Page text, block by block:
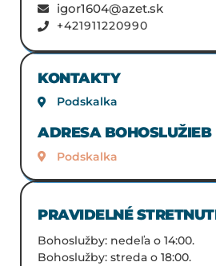
igor1604@azet.sk
+421911220990
KONTAKTY
Podskalka
ADRESA BOHOSLUŽIEB
Podskalka
PRAVIDELNÉ
Bohoslužby: nedeľa o 14:00.
Bohoslužby: streda o 18:00.